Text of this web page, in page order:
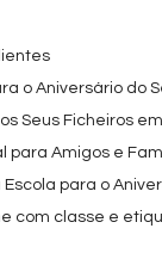
o Aniversário do
Seus Ficheiros
para Amigos e
para o
com classe e